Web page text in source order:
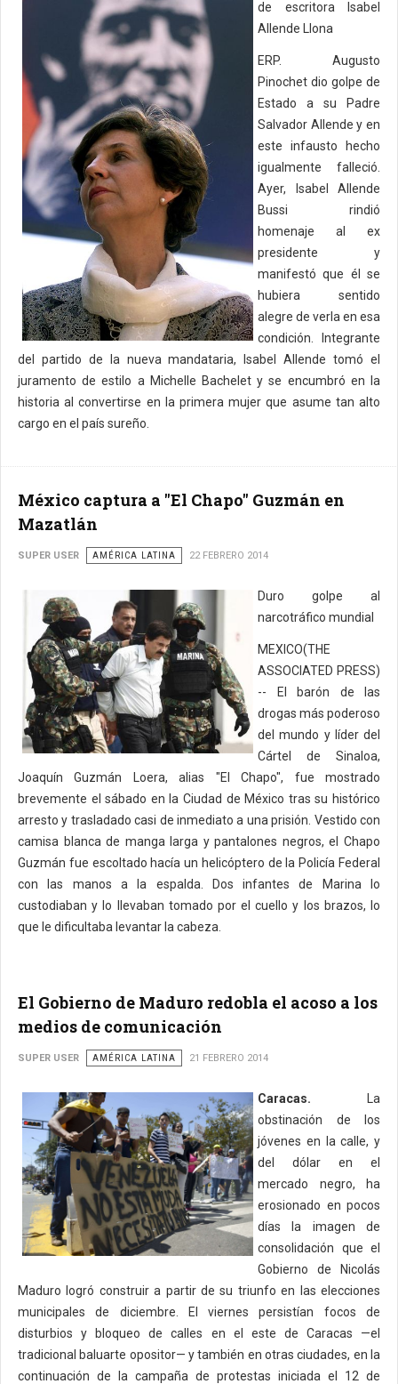
de escritora Isabel
Allende Llona
ERP. Augusto
Pinochet dio golpe de
Estado a su Padre
Salvador Allende y en
este infausto hecho
igualmente falleció.
Ayer, Isabel Allende
Bussi rindió
homenaje al ex
presidente y
manifestó que él se
hubiera sentido
alegre de verla en esa
condición. Integrante
del partido de la nueva mandataria, lsabel Allende tomó el
juramento de estilo a Michelle Bachelet y se encumbró en la
historia al convertirse en la primera mujer que asume tan alto
cargo en el país sureño.
México captura a "El Chapo" Guzmán en
Mazatlán
SUPER USER AMÉRICA LATINA 22 FEBRERO 2014
Duro golpe al
narcotráfico mundial
MEXICO(THE
ASSOCIATED PRESS)
-- El barón de las
drogas más poderoso
del mundo y líder del
Cártel de Sinaloa,
Joaquín Guzmán Loera, alias "El Chapo", fue mostrado
brevemente el sábado en la Ciudad de México tras su histórico
arresto y trasladado casi de inmediato a una prisión. Vestido con
camisa blanca de manga larga y pantalones negros, el Chapo
Guzmán fue escoltado hacía un helicóptero de la Policía Federal
con las manos a la espalda. Dos infantes de Marina lo
custodiaban y lo llevaban tomado por el cuello y los brazos, lo
que le dificultaba levantar la cabeza.
El Gobierno de Maduro redobla el acoso a los
medios de comunicación
SUPER USER AMÉRICA LATINA 21 FEBRERO 2014
Caracas. La
obstinación de los
jóvenes en la calle, y
del dólar en el
mercado negro, ha
erosionado en pocos
días la imagen de
consolidación que el
Gobierno de Nicolás
Maduro logró construir a partir de su triunfo en las elecciones
municipales de diciembre. El viernes persistían focos de
disturbios y bloqueo de calles en el este de Caracas —el
tradicional baluarte opositor— y también en otras ciudades, en la
continuación de la campaña de protestas iniciada el 12 de